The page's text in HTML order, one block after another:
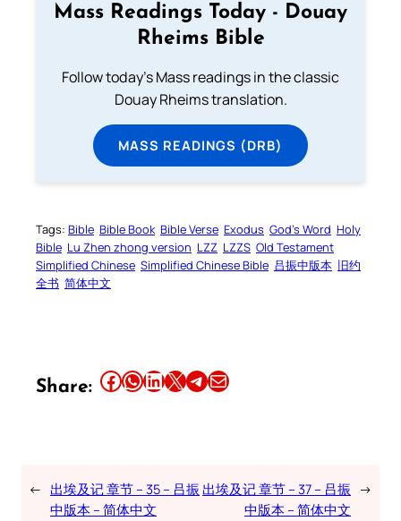
Mass Readings Today - Douay
Rheims Bible
Follow today's Mass readings in the classic
Douay Rheims translation.
MASS READINGS (DRB)
Tags: Bible Bible Book Bible Verse Exodus God’s Word Holy
Bible Lu Zhen zhong version LZZ LZZS Old Testament
Simplified Chinese Simplified Chinese Bible 吕振中版本 旧约
全书 简体中文
Share: Share this article on Facebook Share this article on WhatsApp Share this article on LinkedIn Share this article on X Share this article on TelegramEmail this Article
← 出埃及记 章节 – 35 – 吕振
中版本 – 简体中文
出埃及记 章节 – 37 – 吕振
中版本 – 简体中文
→